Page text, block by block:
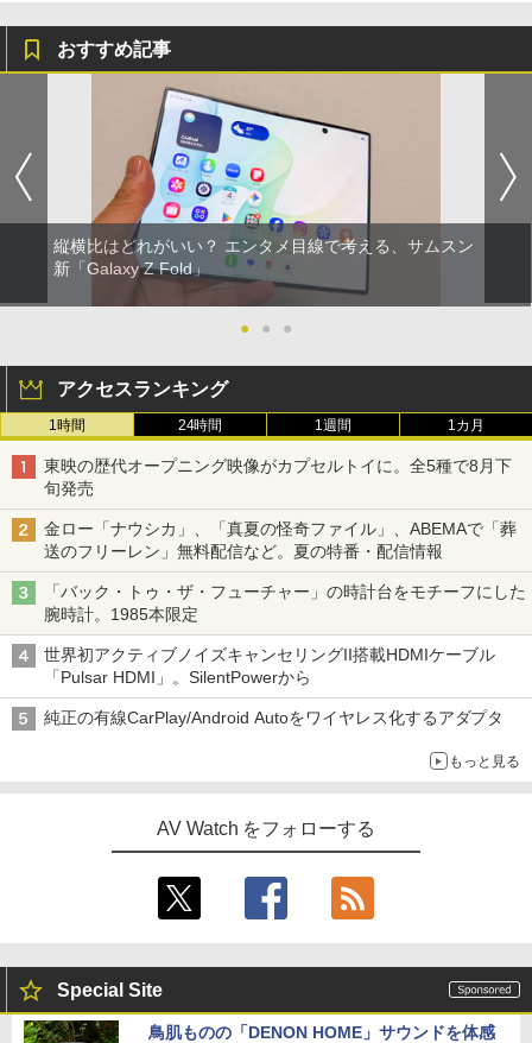
おすすめ記事
縦横比はどれがいい？ エンタメ目線で考える、サムスン
新「Galaxy Z Fold」
● ● ●
アクセスランキング
1時間 24時間 1週間 1カ月
東映の歴代オープニング映像がカプセルトイに。全5種で8月下
旬発売
金ロー「ナウシカ」、「真夏の怪奇ファイル」、ABEMAで「葬
送のフリーレン」無料配信など。夏の特番・配信情報
「バック・トゥ・ザ・フューチャー」の時計台をモチーフにした
腕時計。1985本限定
世界初アクティブノイズキャンセリングII搭載HDMIケーブル
「Pulsar HDMI」。SilentPowerから
純正の有線CarPlay/Android Autoをワイヤレス化するアダプタ
もっと見る
AV Watch をフォローする
Special Site
鳥肌ものの「DENON HOME」サウンドを体感